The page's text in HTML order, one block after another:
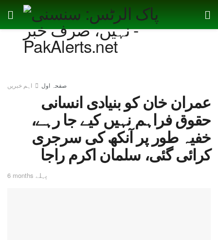
صفحہ اول اہم خبریں
عمران خان کو بنیادی انسانی
حقوق فراہم نہیں کیے جا رہے،
خفیہ طور پر آنکھ کی سرجری
کرائی گئی، سلمان اکرم راجا
6 months پہلے